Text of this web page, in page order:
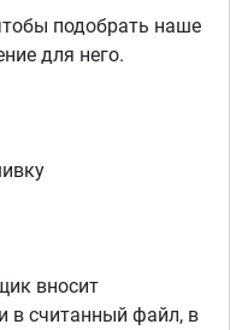
подобрать наше
для него.
вносит
в считанный файл, в